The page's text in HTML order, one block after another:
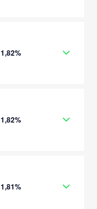
1,82%
1,82%
1,81%